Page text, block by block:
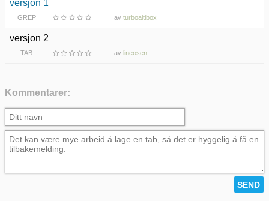
versjon 1
GREP av turboaltibox
versjon 2
TAB av lineosen
Kommentarer: